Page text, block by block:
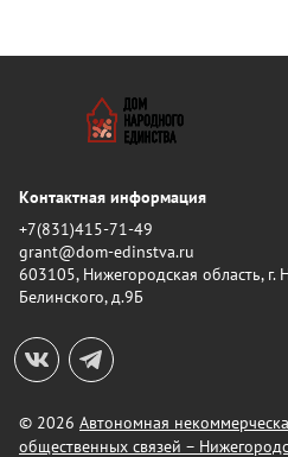
Контактная информация
+7(831)415-71-49
grant@dom-edinstva.ru
603105, Нижегородская область, г.
Белинского, д.9Б
© 2026 Автономная
общественных связей –